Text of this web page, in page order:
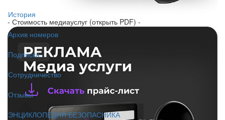
История
Архив номеров
Подписка
Сотрудничество
Отзывы
ЭНЦИКЛОПЕДИЯ БЕЗОПАСНИКА
- Стоимость медиауслуг (открыть PDF) -